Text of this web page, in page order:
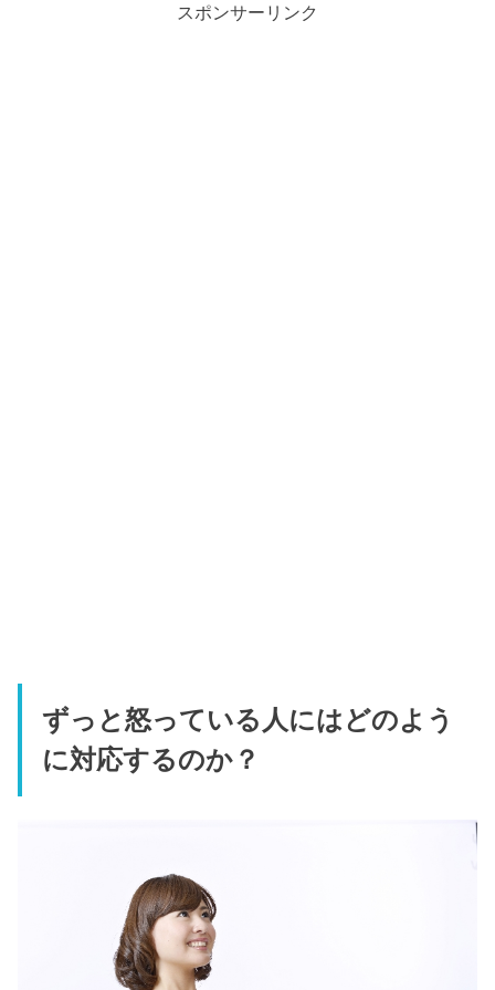
スポンサーリンク
ずっと怒っている人にはどのよう
に対応するのか？